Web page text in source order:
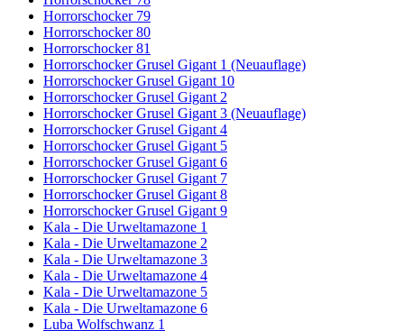
Horrorschocker 79
Horrorschocker 80
Horrorschocker 81
Horrorschocker Grusel Gigant 1 (Neuauflage)
Horrorschocker Grusel Gigant 10
Horrorschocker Grusel Gigant 2
Horrorschocker Grusel Gigant 3 (Neuauflage)
Horrorschocker Grusel Gigant 4
Horrorschocker Grusel Gigant 5
Horrorschocker Grusel Gigant 6
Horrorschocker Grusel Gigant 7
Horrorschocker Grusel Gigant 8
Horrorschocker Grusel Gigant 9
Kala - Die Urweltamazone 1
Kala - Die Urweltamazone 2
Kala - Die Urweltamazone 3
Kala - Die Urweltamazone 4
Kala - Die Urweltamazone 5
Kala - Die Urweltamazone 6
Luba Wolfschwanz 1